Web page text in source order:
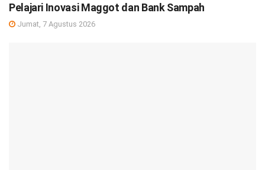
Pelajari Inovasi Maggot dan Bank Sampah
Jumat, 7 Agustus 2026